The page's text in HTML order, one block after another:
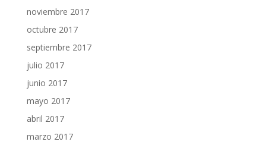
noviembre 2017
octubre 2017
septiembre 2017
julio 2017
junio 2017
mayo 2017
abril 2017
marzo 2017